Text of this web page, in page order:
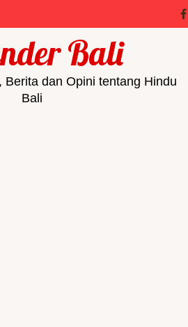
Bali
Berita dan Opini tentang Hindu
Bali